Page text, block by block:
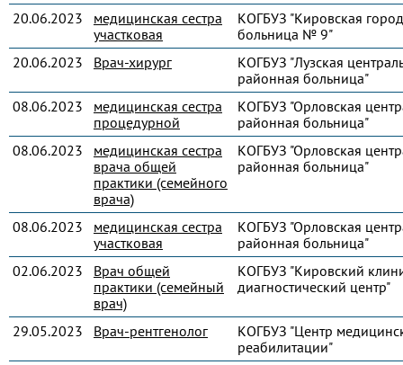
20.06.2023
медицинская сестра
участковая
КОГБУЗ "Кировская
больница № 9"
20.06.2023
Врач-хирург
КОГБУЗ "Лузская
районная больница"
08.06.2023
медицинская сестра
процедурной
КОГБУЗ "Орловская
районная больница"
08.06.2023
медицинская сестра
врача общей
практики (семейного
врача)
КОГБУЗ "Орловская
районная больница"
08.06.2023
медицинская сестра
участковая
КОГБУЗ "Орловская
районная больница"
02.06.2023
Врач общей
практики (семейный
врач)
КОГБУЗ "Кировский
диагностический центр"
29.05.2023 Врач-рентгенолог
КОГБУЗ "Центр
реабилитации"